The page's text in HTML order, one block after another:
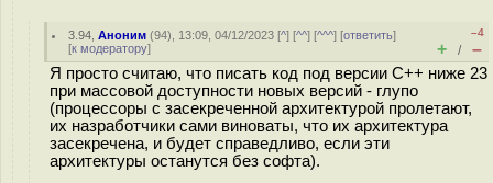
3.94 ,Аноним (94), 13:09, 04/12/2023 [^] [^^] [^^^] [ответить]
[к модератору]
–4
+ / –
Я просто считаю, что писать код под версии C++ ниже 23
при массовой доступности новых версий - глупо
(процессоры с засекреченной архитектурой пролетают,
их назработчики сами виноваты, что их архитектура
засекречена, и будет справедливо, если эти
архитектуры останутся без софта).